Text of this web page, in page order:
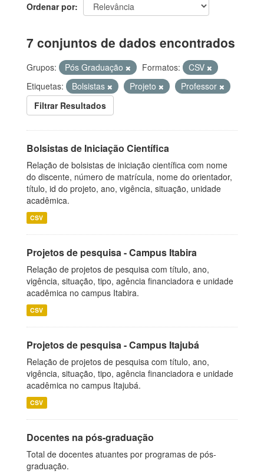
Ordenar por
7 conjuntos de dados encontrados
Grupos: Pós Graduação Formatos:
CSV
Etiquetas:
Bolsistas Projeto
Professor
Filtrar Resultados
Bolsistas de Iniciação Científica
Relação de bolsistas de iniciação científica com nome
do discente, número de matrícula, nome do orientador,
título, id do projeto, ano, vigência, situação, unidade
acadêmica.
CSV
Projetos de pesquisa - Campus Itabira
Relação de projetos de pesquisa com título, ano,
vigência, situação, tipo, agência financiadora e unidade
acadêmica no campus Itabira.
CSV
Projetos de pesquisa - Campus Itajubá
Relação de projetos de pesquisa com título, ano,
vigência, situação, tipo, agência financiadora e unidade
acadêmica no campus Itajubá.
CSV
Docentes na pós-graduação
Total de docentes atuantes por programas de pós-
graduação.